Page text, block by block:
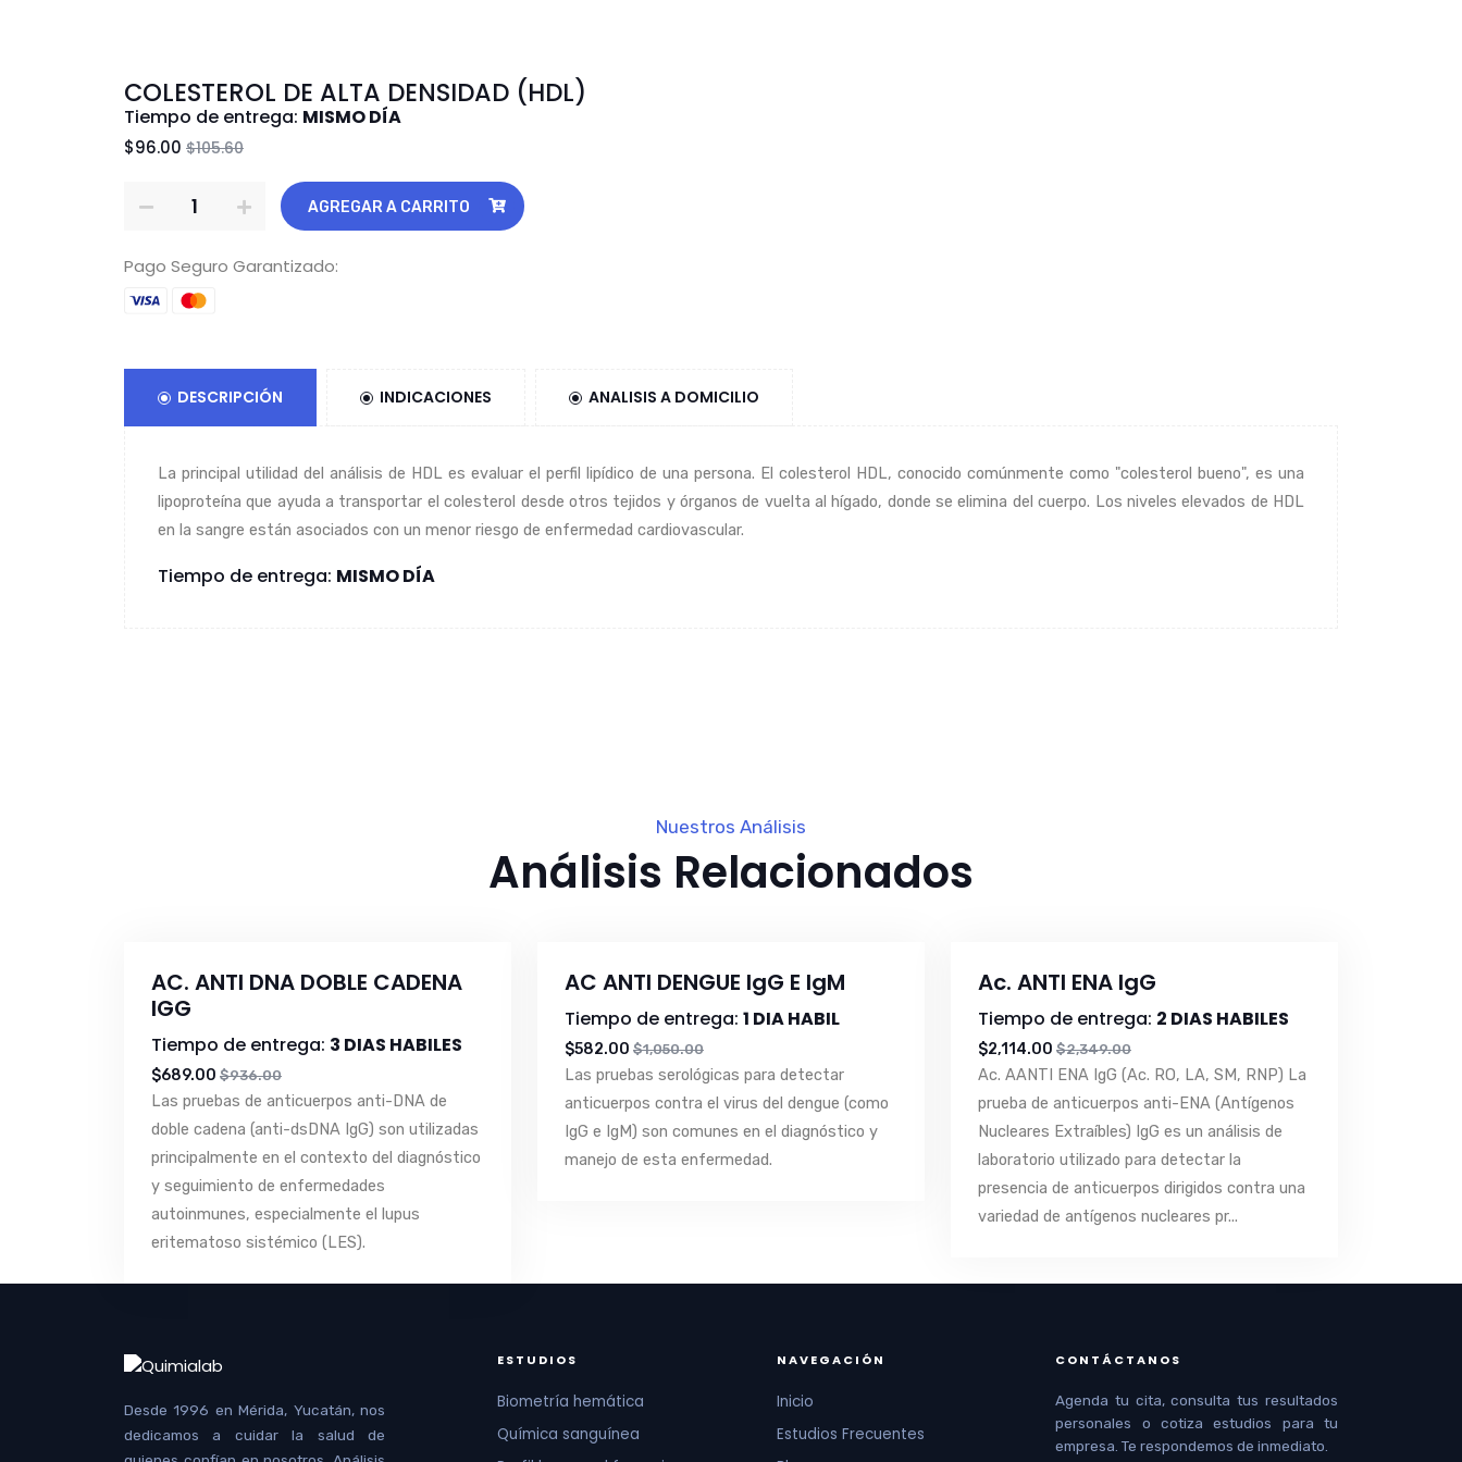
COLESTEROL DE ALTA DENSIDAD (HDL)
Tiempo de entrega: MISMO DÍA
$96.00 $105.60
AGREGAR A CARRITO
Pago Seguro Garantizado:
DESCRIPCIÓN INDICACIONES ANALISIS A DOMICILIO
La principal utilidad del análisis de HDL es evaluar el perfil lipídico de una persona. El colesterol HDL, conocido comúnmente como "colesterol bueno", es una
lipoproteína que ayuda a transportar el colesterol desde otros tejidos y órganos de vuelta al hígado, donde se elimina del cuerpo. Los niveles elevados de HDL
en la sangre están asociados con un menor riesgo de enfermedad cardiovascular.
Tiempo de entrega: MISMO DÍA
Nuestros Análisis
Análisis Relacionados
AC. ANTI DNA DOBLE CADENA
IGG
Tiempo de entrega: 3 DIAS HABILES
$689.00 $936.00
Las pruebas de anticuerpos anti-DNA de
doble cadena (anti-dsDNA IgG) son utilizadas
principalmente en el contexto del diagnóstico
y seguimiento de enfermedades
autoinmunes, especialmente el lupus
eritematoso sistémico (LES).
AC ANTI DENGUE IgG E IgM
Tiempo de entrega: 1 DIA HABIL
$582.00 $1,050.00
Las pruebas serológicas para detectar
anticuerpos contra el virus del dengue (como
IgG e IgM) son comunes en el diagnóstico y
manejo de esta enfermedad.
Ac. ANTI ENA IgG
Tiempo de entrega: 2 DIAS HABILES
$2,114.00 $2,349.00
Ac. AANTI ENA IgG (Ac. RO, LA, SM, RNP) La
prueba de anticuerpos anti-ENA (Antígenos
Nucleares Extraíbles) IgG es un análisis de
laboratorio utilizado para detectar la
presencia de anticuerpos dirigidos contra una
variedad de antígenos nucleares pr...
Desde 1996 en Mérida, Yucatán, nos
dedicamos a cuidar la salud de
ESTUDIOS
Biometría hemática
Química sanguínea
NAVEGACIÓN
Inicio
Estudios Frecuentes
CONTÁCTANOS
Agenda tu cita, consulta tus resultados
personales o cotiza estudios para tu
empresa. Te respondemos de inmediato.